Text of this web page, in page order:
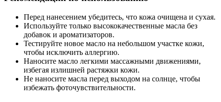
Перед нанесением убедитесь, что кожа очищена и сухая.
Используйте только высококачественные масла без
добавок и ароматизаторов.
Тестируйте новое масло на небольшом участке кожи,
чтобы исключить аллергию.
Наносите масло легкими массажными движениями,
избегая излишней растяжки кожи.
Не наносите масла перед выходом на солнце, чтобы
избежать фоточувствительности.